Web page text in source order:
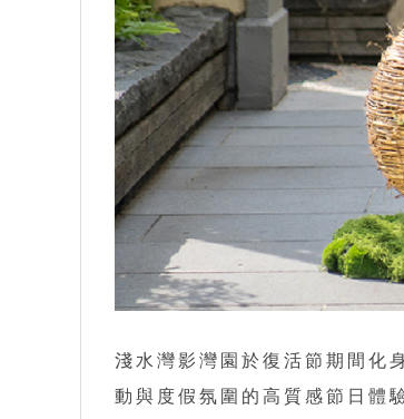
淺水灣影灣園於復活節期間化
動與度假氛圍的高質感節日體